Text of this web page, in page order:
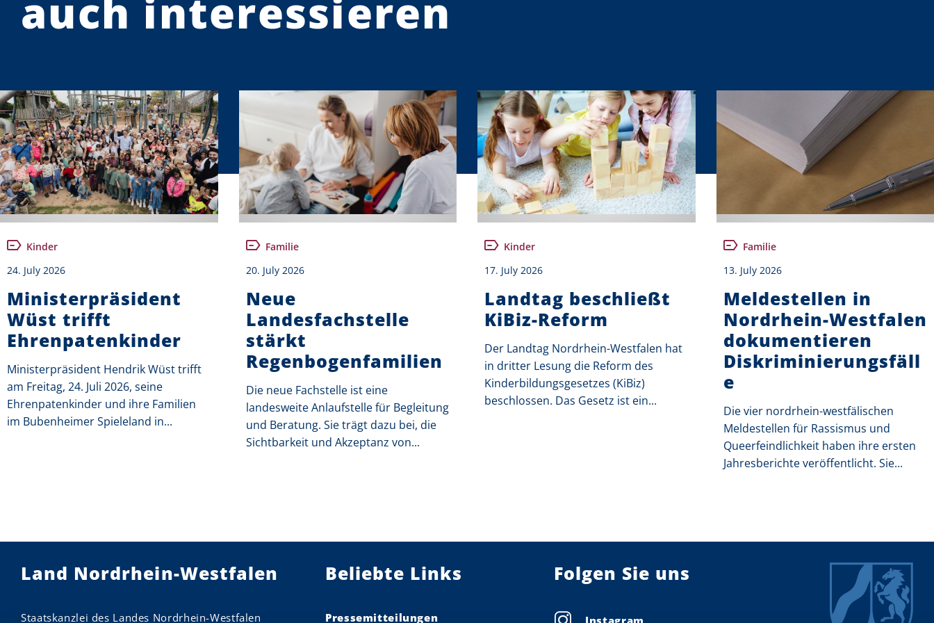
auch interessieren
Kinder
24. July 2026
Ministerpräsident
Wüst trifft
Ehrenpatenkinder
Ministerpräsident Hendrik Wüst trifft
am Freitag, 24. Juli 2026, seine
Ehrenpatenkinder und ihre Familien
im Bubenheimer Spieleland in...
Familie
20. July 2026
Neue
Landesfachstelle
stärkt
Regenbogenfamilien
Die neue Fachstelle ist eine
landesweite Anlaufstelle für Begleitung
und Beratung. Sie trägt dazu bei, die
Sichtbarkeit und Akzeptanz von...
Kinder
17. July 2026
Landtag beschließt
KiBiz-Reform
Der Landtag Nordrhein-Westfalen hat
in dritter Lesung die Reform des
Kinderbildungsgesetzes (KiBiz)
beschlossen. Das Gesetz ist ein...
Familie
13. July 2026
Meldestellen in
Nordrhein-Westfalen
dokumentieren
Diskriminierungsfäll
e
Die vier nordrhein-westfälischen
Meldestellen für Rassismus und
Queerfeindlichkeit haben ihre ersten
Jahresberichte veröffentlicht. Sie...
Land Nordrhein-Westfalen
Staatskanzlei des Landes Nordrhein-Westfalen
Beliebte Links
Pressemitteilungen
Folgen Sie uns